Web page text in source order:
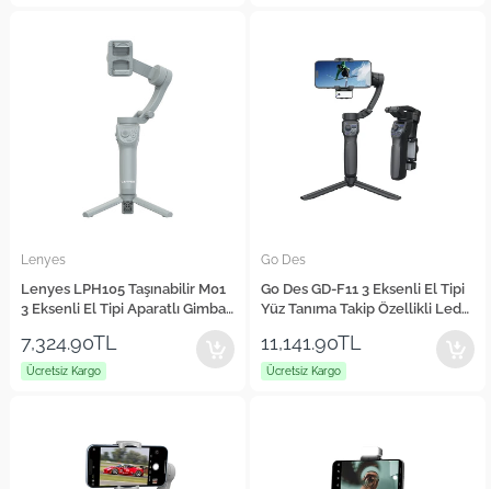
Lenyes
Lenyes LPH105 Taşınabilir M01
3 Eksenli El Tipi Aparatlı Gimbal
7,324.90TL
Ücretsiz Kargo
Go Des
Go Des GD-F11 3 Eksenli El Tipi
Yüz Tanıma Takip Özellikli Led
Işıklandırma Aparatlı Gimbal
Stabilizatör
11,141.90TL
Ücretsiz Kargo